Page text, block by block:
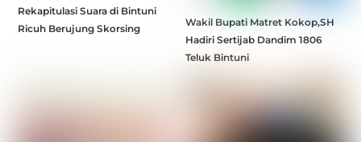
Rekapitulasi Suara di Bintuni
Ricuh Berujung Skorsing
Wakil Bupati Matret Kokop,SH
Hadiri Sertijab Dandim 1806
Teluk Bintuni